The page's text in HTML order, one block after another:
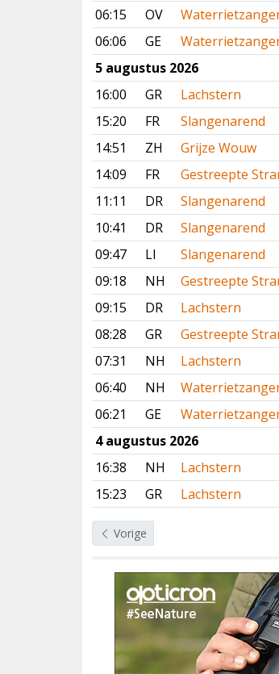
06:15
OV
06:06
GE
5 augustus 2026
16:00
GR
Lachstern
15:20
FR
Slangenarend
14:51
ZH
Grijze Wouw
14:09
FR
Gestreepte
11:11
DR
Slangenarend
10:41
DR
Slangenarend
09:47
LI
Slangenarend
09:18
NH
Gestreepte
09:15
DR
Lachstern
08:28
GR
Gestreepte
07:31
NH
Lachstern
06:40
NH
06:21
GE
4 augustus 2026
16:38
NH
Lachstern
15:23
GR Lachstern
Vorige